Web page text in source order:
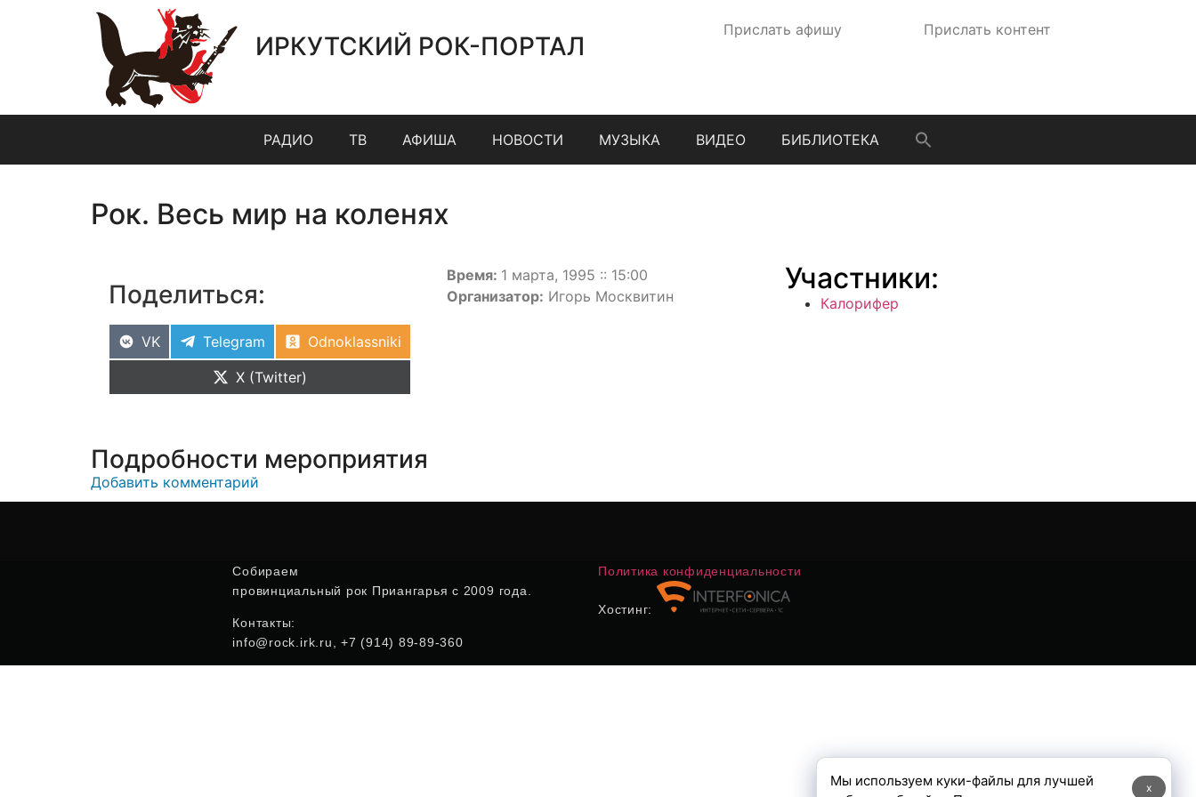
ИРКУТСКИЙ РОК-ПОРТАЛ
Прислать афишу Прислать контент
РАДИО ТВ АФИША НОВОСТИ МУЗЫКА ВИДЕО БИБЛИОТЕКА
Рок. Весь мир на коленях
Поделиться:
VK Telegram
Odnoklassniki
X (Twitter)
Время: 1 марта, 1995 :: 15:00
Организатор: Игорь Москвитин
Участники:
Калорифер
Подробности мероприятия
Добавить комментарий
Собираем
провинциальный рок Приангарья с 2009 года.
Контакты:
info@rock.irk.ru, +7 (914) 89-89-360
Политика конфиденциальности
Хостинг:
x
Мы используем куки-файлы для лучшей